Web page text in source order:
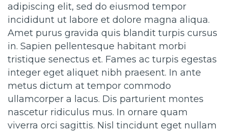
adipiscing elit, sed do eiusmod tempor
incididunt ut labore et dolore magna aliqua.
Amet purus gravida quis blandit turpis cursus
in. Sapien pellentesque habitant morbi
tristique senectus et. Fames ac turpis egestas
integer eget aliquet nibh praesent. In ante
metus dictum at tempor commodo
ullamcorper a lacus. Dis parturient montes
nascetur ridiculus mus. In ornare quam
viverra orci sagittis. Nisl tincidunt eget nullam